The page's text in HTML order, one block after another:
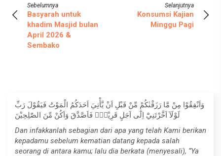
Sebelumnya
Basyarah untuk
khadim Masjid bulan
April 2026 &
Sembako
Selanjutnya
Konsumsi Kajian
Minggu Pagi
وَاَنْفِقُوْا مِنْ مَّا رَزَقْنٰكُمْ مِّنْ قَبْلِ اَنْ يَّأْتِيَ اَحَدَكُمُ الْمَوْتُ فَيَقُوْلَ رَبِّ
لَوْلَآ اَخَّرْتَنِيْٓ اِلٰٓى اَجَلٍ قَرِيْبٍۚ فَاَصَّدَّقَ وَاَكُنْ مِّنَ الصّٰلِحِيْنَ
Dan infakkanlah sebagian dari apa yang telah Kami berikan
kepadamu sebelum kematian datang kepada salah
seorang di antara kamu; lalu dia berkata (menyesali), “Ya